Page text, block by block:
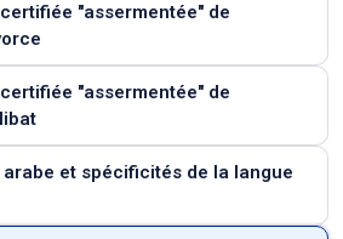
"assermentée" de
"assermentée" de
et spécificités de la langue